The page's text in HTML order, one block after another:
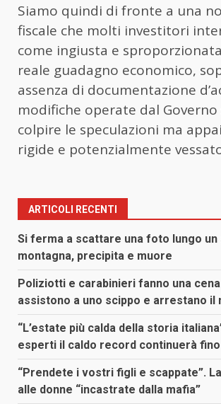
Siamo quindi di fronte a una
fiscale che molti investitori
come ingiusta e
reale guadagno economico,
assenza di documentazione
modifiche operate dal Governo
colpire le speculazioni ma
rigide e potenzialmente
ARTICOLI RECENTI
Si ferma a scattare una foto lungo
montagna, precipita e muore
Poliziotti e carabinieri fanno una
assistono a uno scippo e arrestano il
“L’estate più calda della storia
esperti il caldo record continuerà
“Prendete i vostri figli e scappate”.
alle donne “incastrate dalla mafia”